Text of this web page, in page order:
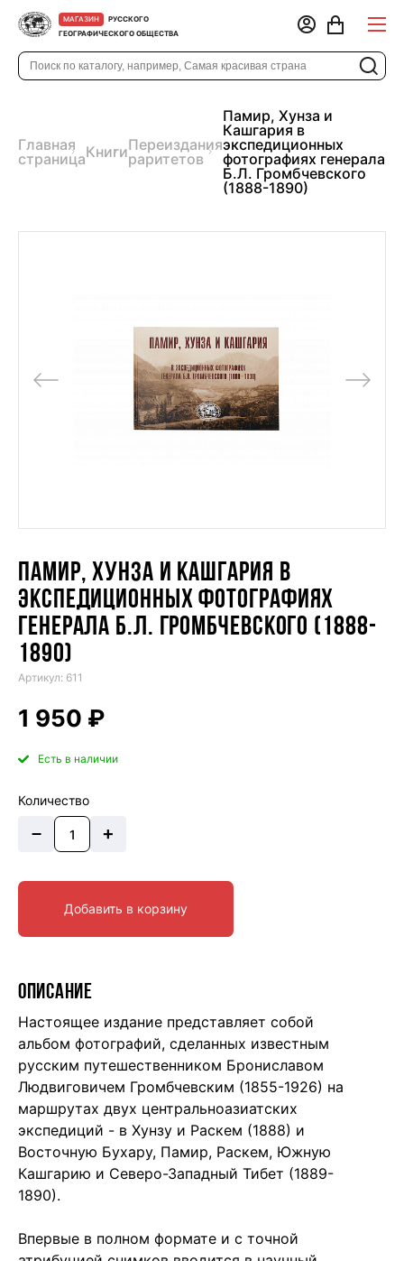
МАГАЗИН
РУССКОГО
ГЕОГРАФИЧЕСКОГО ОБЩЕСТВА
Главная
страницаКнигиПереиздания
раритетов
Памир, Хунза и
Кашгария в
экспедиционных
фотографиях генерала
Б.Л. Громбчевского
(1888-1890)
ПАМИР, ХУНЗА И КАШГАРИЯ В
ЭКСПЕДИЦИОННЫХ ФОТОГРАФИЯХ
ГЕНЕРАЛА Б.Л. ГРОМБЧЕВСКОГО (1888-
1890)
Артикул: 611
1 950 ₽
Есть в наличии
Количество
– +
Добавить в корзину
ОПИСАНИЕ
Настоящее издание представляет собой
альбом фотографий, сделанных известным
русским путешественником Брониславом
Людвиговичем Громбчевским (1855-1926) на
маршрутах двух центральноазиатских
экспедиций - в Хунзу и Раскем (1888) и
Восточную Бухару, Памир, Раскем, Южную
Кашгарию и Северо-Западный Тибет (1889-
1890).
Впервые в полном формате и с точной